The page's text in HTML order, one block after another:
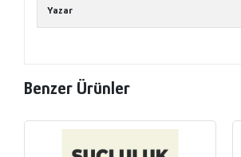
Yazar
Benzer Ürünler